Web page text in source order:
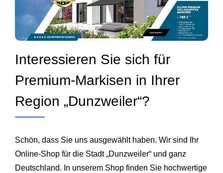
Interessieren Sie sich für
Premium-Markisen in Ihrer
Region „Dunzweiler“?
Schön, dass Sie uns ausgewählt haben. Wir sind Ihr
Online-Shop für die Stadt „Dunzweiler“ und ganz
Deutschland. In unserem Shop finden Sie hochwertige